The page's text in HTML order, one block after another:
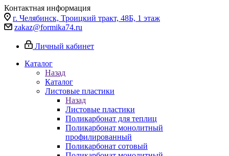
Контактная информация
г. Челябинск, Троицкий тракт, 48Б, 1 этаж
zakaz@formika74.ru
Личный кабинет
Каталог
Назад
Каталог
Листовые пластики
Назад
Листовые пластики
Поликарбонат для теплиц
Поликарбонат монолитный
профилированный
Поликарбонат сотовый